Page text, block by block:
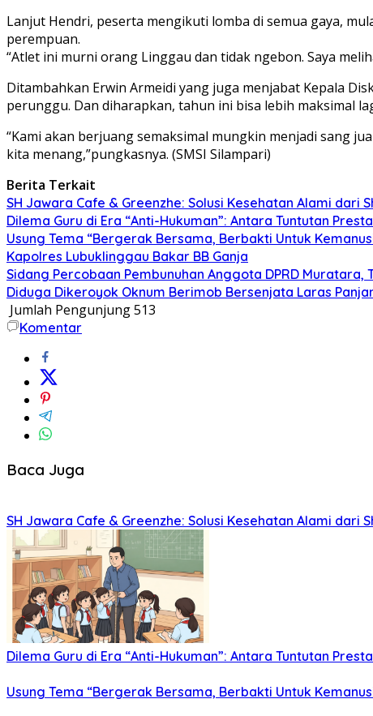
Lanjut Hendri, peserta mengikuti lomba di semua gaya,
perempuan.
“Atlet ini murni orang Linggau dan tidak ngebon. Saya
Ditambahkan Erwin Armeidi yang juga menjabat Kepala
perunggu. Dan diharapkan, tahun ini bisa lebih maksimal
“Kami akan berjuang semaksimal mungkin menjadi sang
kita menang,”pungkasnya. (SMSI Silampari)
Berita Terkait
SH Jawara Cafe & Greenzhe: Solusi Kesehatan Alami dari
Dilema Guru di Era “Anti-Hukuman”: Antara Tuntutan
Usung Tema “Bergerak Bersama, Berbakti Untuk
Kapolres Lubuklinggau Bakar BB Ganja
Sidang Percobaan Pembunuhan Anggota DPRD
Diduga Dikeroyok Oknum Berimob Bersenjata Laras
Jumlah Pengunjung513
Komentar
Baca Juga
SH Jawara Cafe & Greenzhe: Solusi Kesehatan Alami dari
Dilema Guru di Era “Anti-Hukuman”: Antara Tuntutan
Usung Tema “Bergerak Bersama, Berbakti Untuk